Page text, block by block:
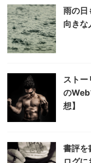
雨の日
向きな
ストー
のWeb
想】
書評を